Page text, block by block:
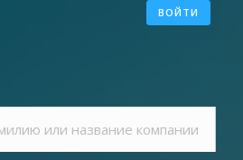
ВОЙТИ